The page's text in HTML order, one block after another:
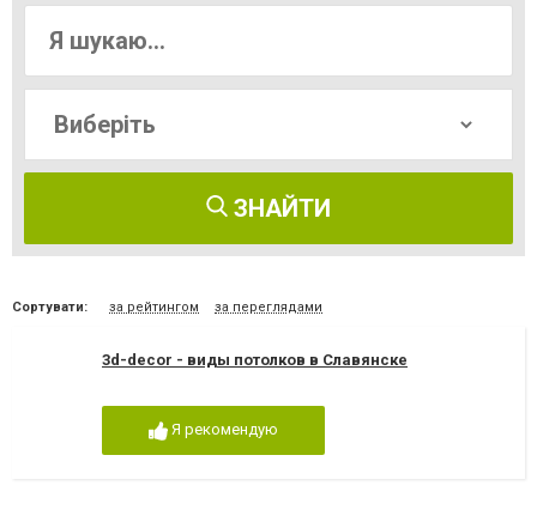
ЗНАЙТИ
Сортувати: за рейтингом за переглядами
3d-decor - виды потолков в Славянске
Я рекомендую